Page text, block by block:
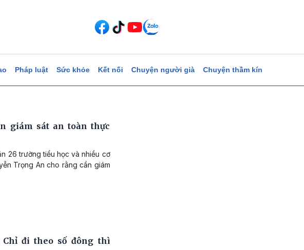
Pháp luật Sức khỏe Kết nối Chuyện người già Chuyện thầm kín
giám sát an toàn thực
26 trường tiểu học và nhiều cơ
Trọng An cho rằng cần giám
đi theo số đông thì